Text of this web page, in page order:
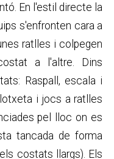
En l'estil directe la
s'enfronten cara a
ratlles i colpegen
a l'altre. Dins
Raspall, escala i
i jocs a ratlles
pel lloc on es
tancada de forma
costats llargs). Els